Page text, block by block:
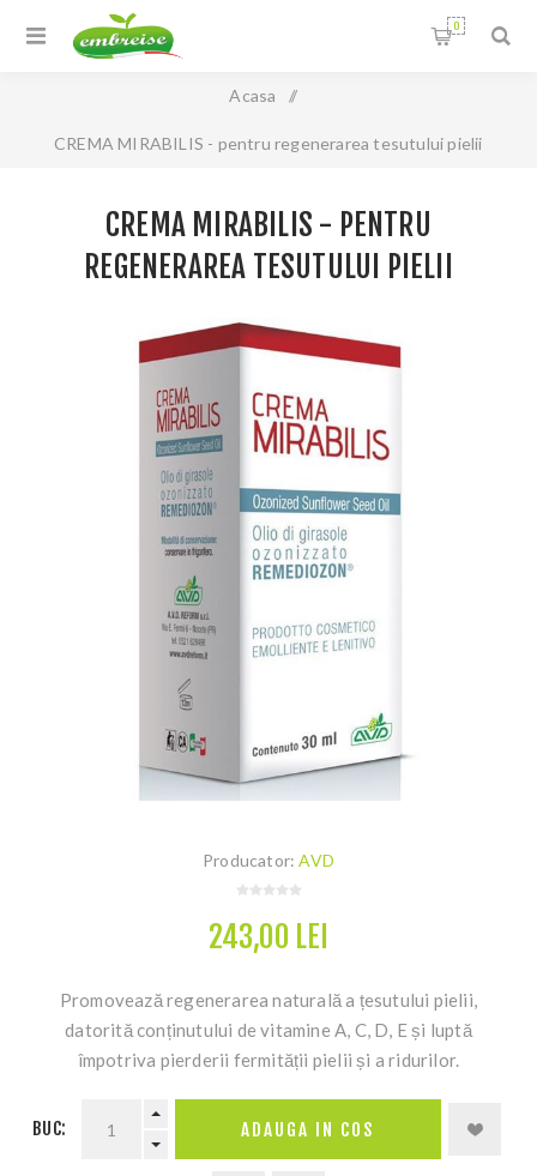
0
Acasa /
CREMA MIRABILIS - pentru regenerarea tesutului pielii
CREMA MIRABILIS - PENTRU
REGENERAREA TESUTULUI PIELII
Producator: AVD
243,00 LEI
Promovează regenerarea naturală a țesutului pielii,
datorită conținutului de vitamine A, C, D, E și luptă
împotriva pierderii fermității pielii și a ridurilor.
BUC: